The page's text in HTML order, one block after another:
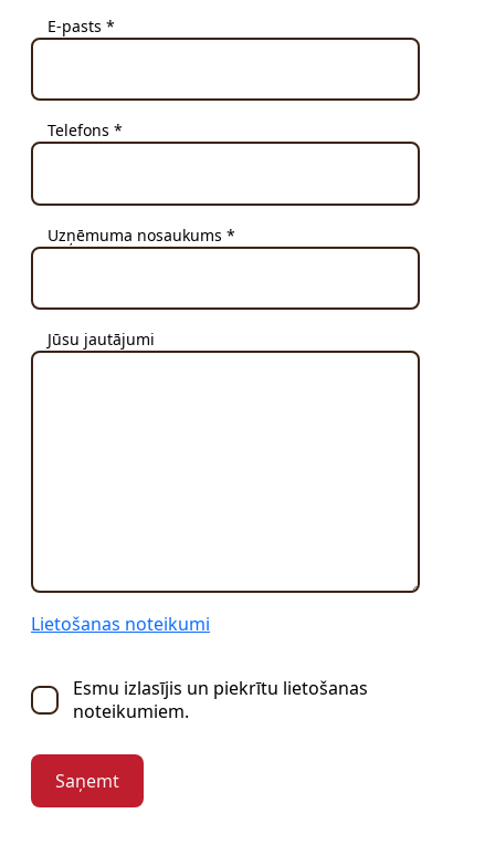
E-pasts *
Telefons *
Uzņēmuma nosaukums *
Jūsu jautājumi
Lietošanas noteikumi
Esmu izlasījis un piekrītu lietošanas
noteikumiem.